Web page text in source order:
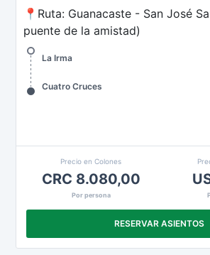
📍Ruta: Guanacaste - San José
puente de la amistad)
La Irma
Cuatro Cruces
Precio en Colones
CRC 8.080,00
Por persona
RESERVAR ASIENTOS